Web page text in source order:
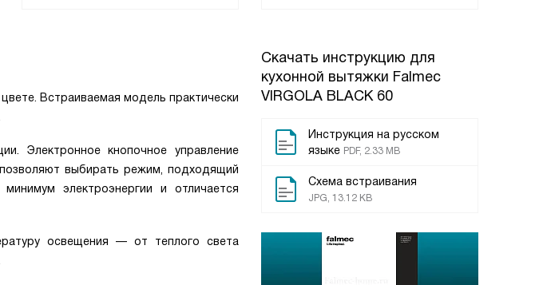
Скачать инструкцию для
кухонной вытяжки Falmec
VIRGOLA BLACK 60
Инструкция на русском
языке PDF, 2.33 MB
Схема встраивания
JPG, 13.12 KB
Встраиваемая модель практически
Электронное кнопочное управление
выбирать режим, подходящий
электроэнергии и отличается
освещения — от теплого света